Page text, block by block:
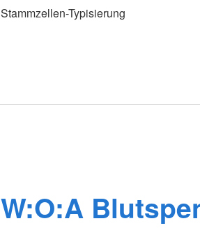
Stammzellen-Typisierung
W:O:A